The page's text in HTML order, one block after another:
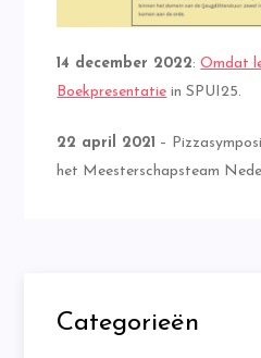
14 december 2022:Omdat
Boekpresentatie in SPUI25.
22 april 2021 –
het Meesterschapsteam
Categorieën